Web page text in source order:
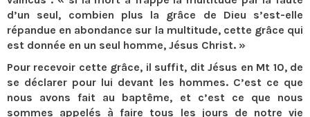
d’un seul, combien plus la grâce de Dieu s’est-elle
répandue en abondance sur la multitude, cette grâce qui
est donnée en un seul homme, Jésus Christ. »
Pour recevoir cette grâce, il suffit, dit Jésus en Mt 10, de
se déclarer pour lui devant les hommes. C’est ce que
nous avons fait au baptême, et c’est ce que nous
sommes appelés à faire tous les jours de notre vie